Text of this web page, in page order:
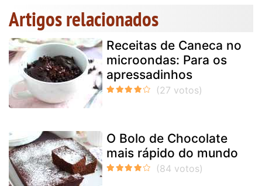
Artigos relacionados
Receitas de Caneca no
microondas: Para os
apressadinhos
O Bolo de Chocolate
mais rápido do mundo